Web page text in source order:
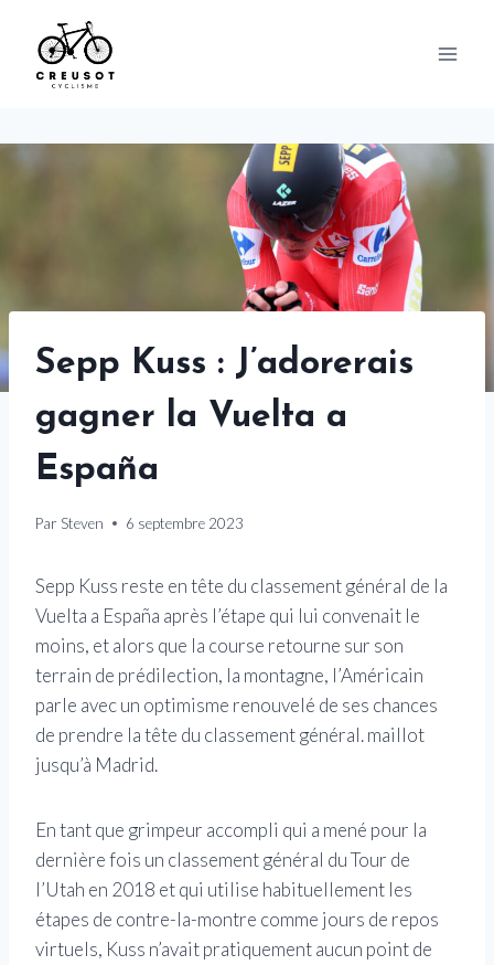
content
Sepp Kuss : J’adorerais
gagner la Vuelta a
España
Par Steven 6 septembre 2023
Sepp Kuss reste en tête du classement général de la
Vuelta a España après l’étape qui lui convenait le
moins, et alors que la course retourne sur son
terrain de prédilection, la montagne, l’Américain
parle avec un optimisme renouvelé de ses chances
de prendre la tête du classement général. maillot
jusqu’à Madrid.
En tant que grimpeur accompli qui a mené pour la
dernière fois un classement général du Tour de
l’Utah en 2018 et qui utilise habituellement les
étapes de contre-la-montre comme jours de repos
virtuels, Kuss n’avait pratiquement aucun point de